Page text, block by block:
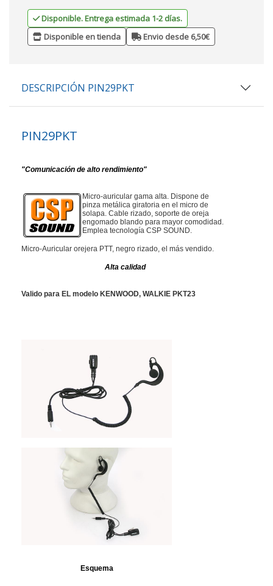
Disponible. Entrega estimada 1-2 días.
Disponible en tienda
Envio desde 6,50€
DESCRIPCIÓN PIN29PKT
PIN29PKT
"Comunicación de alto rendimiento"
Micro-auricular gama alta. Dispone de
pinza metálica giratoria en el micro de
solapa. Cable rizado, soporte de oreja
engomado blando para mayor comodidad.
Emplea tecnología CSP SOUND.
Micro-Auricular orejera PTT, negro rizado, el más vendido.
Alta calidad
Valido para EL modelo KENWOOD, WALKIE PKT23
Esquema